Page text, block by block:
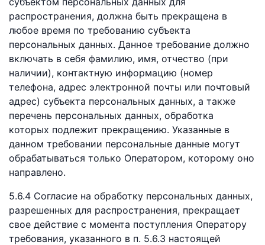
распространения, должна быть прекращена в
любое время по требованию субъекта
персональных данных. Данное требование должно
включать в себя фамилию, имя, отчество (при
наличии), контактную информацию (номер
телефона, адрес электронной почты или почтовый
адрес) субъекта персональных данных, а также
перечень персональных данных, обработка
которых подлежит прекращению. Указанные в
данном требовании персональные данные могут
обрабатываться только Оператором, которому оно
направлено.
5.6.4 Согласие на обработку персональных данных,
разрешенных для распространения, прекращает
свое действие с момента поступления Оператору
требования, указанного в п. 5.6.3 настоящей